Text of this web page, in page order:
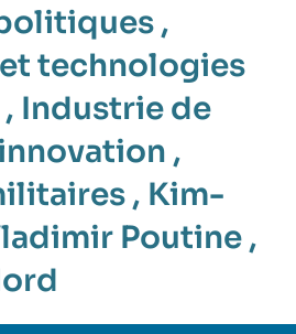
,
technologies
, Industrie de
,
, Kim-
Poutine,